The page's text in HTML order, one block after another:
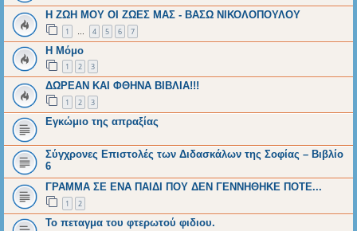
η
Η ΖΩΗ ΜΟΥ ΟΙ ΖΩΕΣ ΜΑΣ - ΒΑΣΩ ΝΙΚΟΛΟΠΟΥΛΟΥ
1 … 4 5 6 7
Η Μόμο
1 2 3
ΔΩΡΕΑΝ ΚΑΙ ΦΘΗΝΑ ΒΙΒΛΙΑ!!!
1 2 3
Εγκώμιο της απραξίας
Σύγχρονες Επιστολές των Διδασκάλων της Σοφίας – Βιβλίο
6
ΓΡΑΜΜΑ ΣΕ ΕΝΑ ΠΑΙΔΙ ΠΟΥ ΔΕΝ ΓΕΝΝΗΘΗΚΕ ΠΟΤΕ...
1 2
Το πεταγμα του φτερωτού φιδιου.